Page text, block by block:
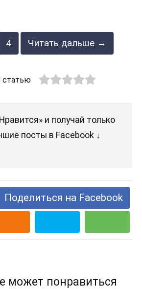
4 Читать дальше →
статью
и получай только
посты в Facebook ↓
Поделиться на Facebook
может понравиться